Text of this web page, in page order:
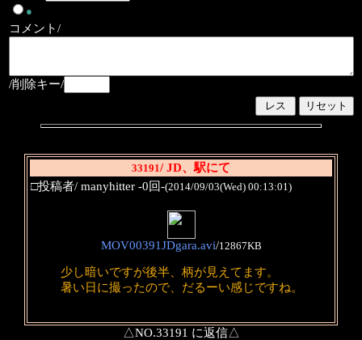
●
コメント/
/削除キー/
33191/ JD、駅にて
□投稿者/ manyhitter -0回-(2014/09/03(Wed) 00:13:01)
MOV00391JDgara.avi/12867KB
少し暗いですが後半、柄が見えてます。
暑い日に撮ったので、だるーい感じですね。
△NO.33191 に返信△